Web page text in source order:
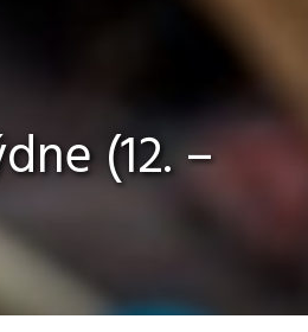
(12. –